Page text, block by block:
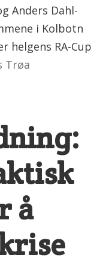
Anders Dahl-
i Kolbotn
helgens RA-Cup
Trøa
å